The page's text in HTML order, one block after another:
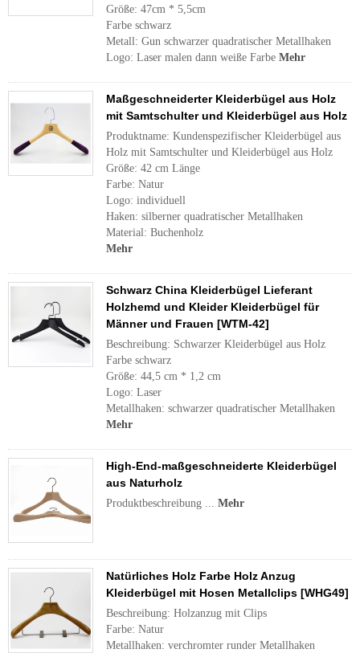
Größe: 47cm * 5,5cm
Farbe schwarz
Metall: Gun schwarzer quadratischer Metallhaken
Logo: Laser malen dann weiße Farbe Mehr
Maßgeschneiderter Kleiderbügel aus Holz
mit Samtschulter und Kleiderbügel aus Holz
Produktname: Kundenspezifischer Kleiderbügel aus
Holz mit Samtschulter und Kleiderbügel aus Holz
Größe: 42 cm Länge
Farbe: Natur
Logo: individuell
Haken: silberner quadratischer Metallhaken
Material: Buchenholz
Mehr
Schwarz China Kleiderbügel Lieferant
Holzhemd und Kleider Kleiderbügel für
Männer und Frauen [WTM-42]
Beschreibung: Schwarzer Kleiderbügel aus Holz
Farbe schwarz
Größe: 44,5 cm * 1,2 cm
Logo: Laser
Metallhaken: schwarzer quadratischer Metallhaken
Mehr
High-End-maßgeschneiderte Kleiderbügel
aus Naturholz
Produktbeschreibung ... Mehr
Natürliches Holz Farbe Holz Anzug
Kleiderbügel mit Hosen Metallclips [WHG49]
Beschreibung: Holzanzug mit Clips
Farbe: Natur
Metallhaken: verchromter runder Metallhaken